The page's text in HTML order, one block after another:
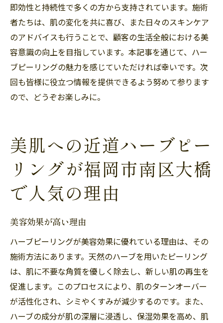
即効性と持続性で多くの方から支持されています。施術
者たちは、肌の変化を共に喜び、また日々のスキンケア
のアドバイスも行うことで、顧客の生活全般における美
容意識の向上を目指しています。本記事を通じて、ハー
ブピーリングの魅力を感じていただければ幸いです。次
回も皆様に役立つ情報を提供できるよう努めて参ります
ので、どうぞお楽しみに。
美肌への近道ハーブピー
リングが福岡市南区大橋
で人気の理由
美容効果が高い理由
ハーブピーリングが美容効果に優れている理由は、その
施術方法にあります。天然のハーブを用いたピーリング
は、肌に不要な角質を優しく除去し、新しい肌の再生を
促進します。このプロセスにより、肌のターンオーバー
が活性化され、シミやくすみが減少するのです。また、
ハーブの成分が肌の深層に浸透し、保湿効果を高め、肌